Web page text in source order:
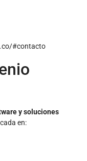
#contacto
y soluciones
en: